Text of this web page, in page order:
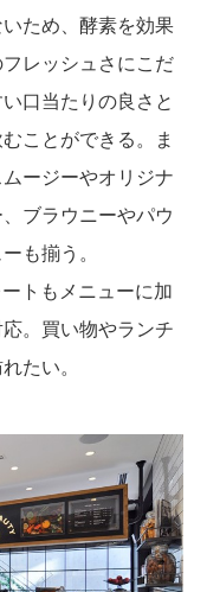
ため、酵素を効果
レッシュさにこだ
口当たりの良さと
ことができる。ま
ージーやオリジナ
ブラウニーやパウ
も揃う。
トもメニューに加
。買い物やランチ
たい。